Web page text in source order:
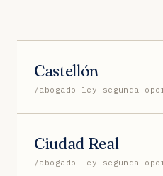
Castellón
/abogado-ley-segunda-
Ciudad Real
/abogado-ley-segunda-